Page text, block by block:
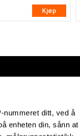
nummeret ditt, ved å
enheten din, sånn at
Kjøp